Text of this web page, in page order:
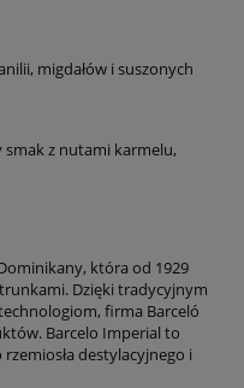
migdałów i suszonych
smak z nutami karmelu,
która od 1929
Dzięki tradycyjnym
firma Barceló
Barcelo Imperial to
destylacyjnego i